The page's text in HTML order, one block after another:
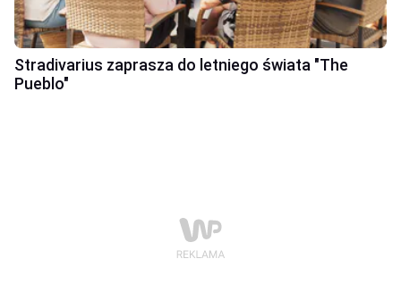
Stradivarius zaprasza do letniego świata "The
Pueblo"